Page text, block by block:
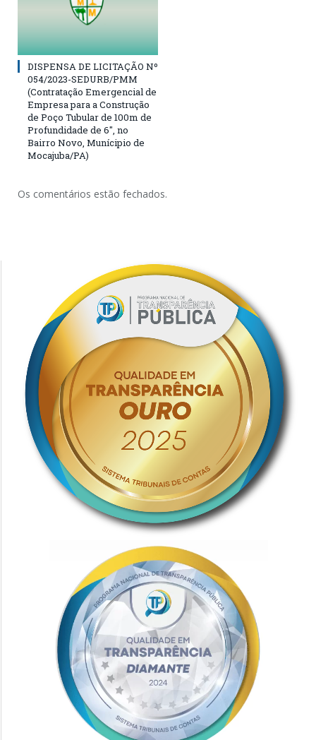
DISPENSA DE LICITAÇÃO Nº
054/2023-SEDURB/PMM
(Contratação Emergencial de
Empresa para a Construção
de Poço Tubular de 100m de
Profundidade de 6″, no
Bairro Novo, Munícipio de
Mocajuba/PA)
Os comentários estão fechados.